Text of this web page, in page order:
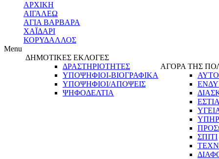
ΑΡΧΙΚΗ
ΑΙΓΑΛΕΩ
ΑΓΙΑ ΒΑΡΒΑΡΑ
ΧΑΪΔΑΡΙ
ΚΟΡΥΔΑΛΛΟΣ
Menu
ΔΗΜΟΤΙΚΕΣ ΕΚΛΟΓΕΣ
ΔΡΑΣΤΗΡΙΟΤΗΤΕΣ
ΥΠΟΨΗΦΙΟΙ-ΒΙΟΓΡΑΦΙΚΑ
ΥΠΟΨΗΦΙΟΙ/ΑΠΟΨΕΙΣ
ΨΗΦΟΔΕΛΤΙΑ
ΑΓΟΡΑ ΤΗΣ
ΣΠΙΤΙ